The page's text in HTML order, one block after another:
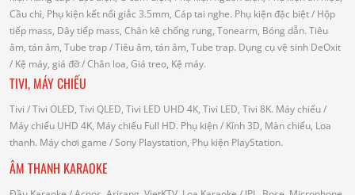
Cầu chì, Phụ kiện kết nối giắc 3.5mm, Cáp tai nghe. Phụ kiện đặc biệt/ Hộp
tiếp mass, Dây tiếp mass, Chân kê chống rung, Tonearm, Bóng dẫn. Tiêu
âm, tán âm, Tube trap/ Tiêu âm, tán âm, Tube trap. Dụng cụ vệ sinh DeOxit
/ Kệ máy, giá đỡ/ Chân loa, Giá treo, Kệ máy.
TIVI, MÁY CHIẾU
Tivi / Tivi OLED, Tivi QLED, Tivi LED UHD 4K, Tivi LED, Tivi 8K. Máy chiếu/
Máy chiếu UHD 4K, Máy chiếu Full HD. Phụ kiện/ Kính 3D, Màn chiếu, Loa
thanh. Máy chơi game / Sony Playstation, Phụ kiện PlayStation.
ÂM THANH KARAOKE